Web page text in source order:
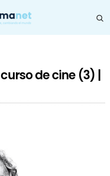
de cine (3) |